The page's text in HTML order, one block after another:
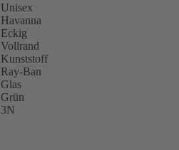
Unisex
Havanna
Eckig
Vollrand
Kunststoff
Ray-Ban
Glas
Grün
3N